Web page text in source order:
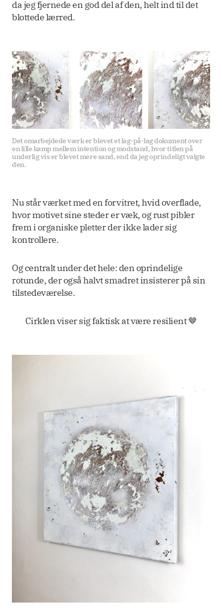
da jeg fjernede en god del af den, helt ind til det
blottede lærred.
Det omarbejdede værk er blevet et lag-på-lag dokument over
en lille kamp mellem intention og modstand, hvor titlen på
underlig vis er blevet mere sand, end da jeg oprindeligt valgte
den.
Nu står værket med en forvitret, hvid overflade,
hvor motivet sine steder er væk, og rust pibler
frem i organiske pletter der ikke lader sig
kontrollere.
Og centralt under det hele: den oprindelige
rotunde, der også halvt smadret insisterer på sin
tilstedeværelse.
Cirklen viser sig faktisk at være resilient 🤎